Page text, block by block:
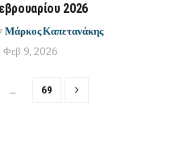
2026
Μάρκος Καπετανάκης
Φεβ 9, 2026
69